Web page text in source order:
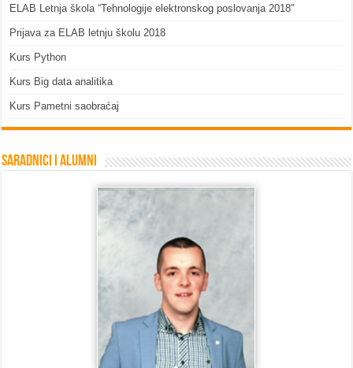
ELAB Letnja škola “Tehnologije elektronskog poslovanja 2018″
Prijava za ELAB letnju školu 2018
Kurs Python
Kurs Big data analitika
Kurs Pametni saobraćaj
Saradnici i Alumni